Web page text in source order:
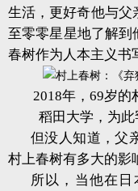
生活，更好奇他与父
至零零星星地了解到
春树作为人本主义书
2018年，69岁的
稻田大学，为此
但没人知道，父
村上春树有多大的影
所以，当他在